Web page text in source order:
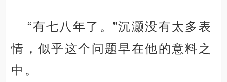
“有七八年了。”沉灏没有太多表
情，似乎这个问题早在他的意料之
中。